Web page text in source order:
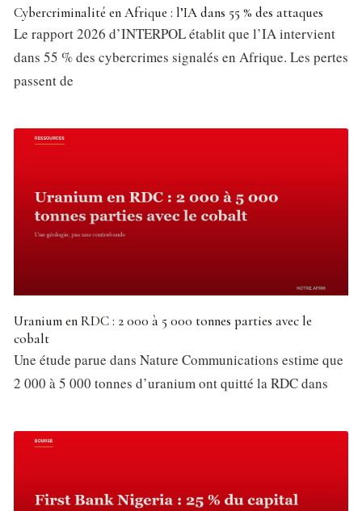
Cybercriminalité en Afrique : l’IA dans 55 % des attaques
Le rapport 2026 d’INTERPOL établit que l’IA intervient
dans 55 % des cybercrimes signalés en Afrique. Les pertes
passent de
Uranium en RDC : 2 000 à 5 000 tonnes parties avec le
cobalt
Une étude parue dans Nature Communications estime que
2 000 à 5 000 tonnes d’uranium ont quitté la RDC dans